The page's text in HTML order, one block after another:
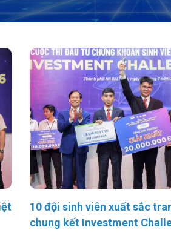
10 đội sinh viên xuất sắc
chung kết Investment